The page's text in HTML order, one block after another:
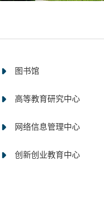
图书馆
高等教育研究中心
网络信息管理中心
创新创业教育中心